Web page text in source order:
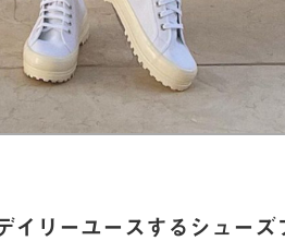
イリーユースするシューズ